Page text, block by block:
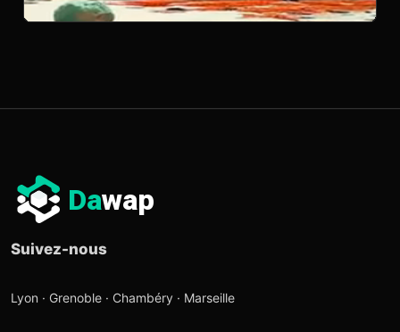
Dawap
Suivez-nous
Lyon · Grenoble · Chambéry · Marseille